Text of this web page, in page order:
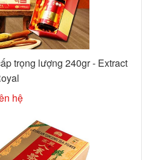
trọng lượng 240gr - Extract
hệ